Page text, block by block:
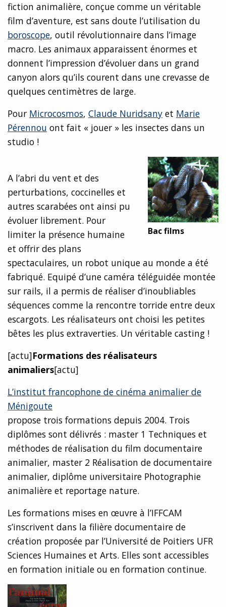
fiction animalière, conçue comme un véritable
film d’aventure, est sans doute l’utilisation du
boroscope, outil révolutionnaire dans l’image
macro. Les animaux apparaissent énormes et
donnent l’impression d’évoluer dans un grand
canyon alors qu’ils courent dans une crevasse de
quelques centimètres de large.
Pour Microcosmos, Claude Nuridsany et Marie
Pérennou ont fait « jouer » les insectes dans un
studio !
Bac films
A l’abri du vent et des
perturbations, coccinelles et
autres scarabées ont ainsi pu
évoluer librement. Pour
limiter la présence humaine
et offrir des plans
spectaculaires, un robot unique au monde a été
fabriqué. Equipé d’une caméra téléguidée montée
sur rails, il a permis de réaliser d’inoubliables
séquences comme la rencontre torride entre deux
escargots. Les réalisateurs ont choisi les petites
bêtes les plus extraverties. Un véritable casting !
[actu]Formations des réalisateurs
animaliers[actu]
L’institut francophone de cinéma animalier de
Ménigoute
propose trois formations depuis 2004. Trois
diplômes sont délivrés : master 1 Techniques et
méthodes de réalisation du film documentaire
animalier, master 2 Réalisation de documentaire
animalier, diplôme universitaire Photographie
animalière et reportage nature.
Les formations mises en œuvre à l’IFFCAM
s’inscrivent dans la filière documentaire de
création proposée par l’Université de Poitiers UFR
Sciences Humaines et Arts. Elles sont accessibles
en formation initiale ou en formation continue.